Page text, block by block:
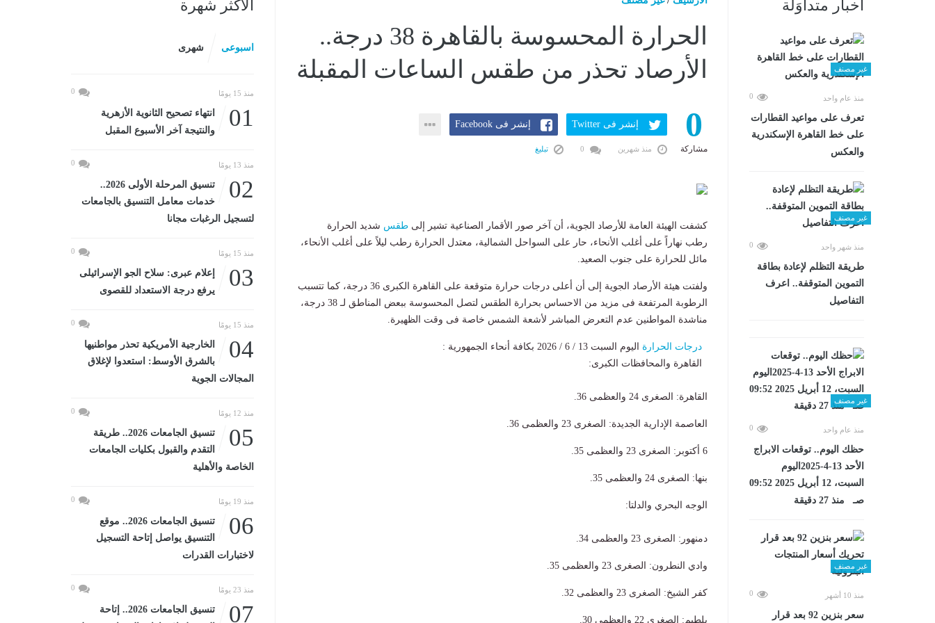
أخبار متداوَلة
غير مصنف
منذ عام واحد 0
تعرف على مواعيد القطارات
على خط القاهرة الإسكندرية
والعكس
غير مصنف
منذ شهر واحد 0
طريقة التظلم لإعادة بطاقة
التموين المتوقفة.. اعرف
التفاصيل
غير مصنف
منذ عام واحد 0
حظك اليوم.. توقعات الابراج
الأحد 13-4-2025اليوم
السبت، 12 أبريل 2025 09:52
صـ منذ 27 دقيقة
غير مصنف
منذ 10 أشهر 0
سعر بنزين 92 بعد قرار
الحرارة المحسوسة بالقاهرة 38 درجة..
الأرصاد تحذر من طقس الساعات المقبلة
0
مشاركة
إنشر فى Twitter إنشر فى Facebook
منذ شهرين تبليغ
كشفت الهيئة العامة للأرصاد الجوية، أن آخر صور الأقمار الصناعية تشير إلى طقس شديد الحرارة
رطب نهاراً على أغلب الأنحاء، حار على السواحل الشمالية، معتدل الحرارة رطب ليلاً على أغلب الأنحاء،
مائل للحرارة على جنوب الصعيد.
ولفتت هيئة الأرصاد الجوية إلى أن أعلى درجات حرارة متوقعة على القاهرة الكبرى 36 درجة، كما تتسبب
الرطوبة المرتفعة فى مزيد من الاحساس بحرارة الطقس لتصل المحسوسة ببعض المناطق لـ 38 درجة،
مناشدة المواطنين عدم التعرض المباشر لأشعة الشمس خاصة فى وقت الظهيرة.
درجات الحرارة اليوم السبت 13 / 6 / 2026 بكافة أنحاء الجمهورية :
القاهرة والمحافظات الكبرى:
​القاهرة: الصغرى 24 والعظمى 36.
​العاصمة الإدارية الجديدة: الصغرى 23 والعظمى 36.
​6 أكتوبر: الصغرى 23 والعظمى 35.
​بنها: الصغرى 24 والعظمى 35.
​الوجه البحري والدلتا:
​دمنهور: الصغرى 23 والعظمى 34.
​وادي النطرون: الصغرى 23 والعظمى 35.
​كفر الشيخ: الصغرى 23 والعظمى 32.
​بلطيم: الصغرى 22 والعظمى 30.
الأكثر شهرة
اسبوعى شهرى
منذ 15 يومًا 0
01
انتهاء تصحيح الثانوية الأزهرية
والنتيجة آخر الأسبوع المقبل
منذ 13 يومًا 0
02
تنسيق المرحلة الأولى 2026..
خدمات معامل التنسيق بالجامعات
لتسجيل الرغبات مجانا
منذ 15 يومًا 0
03
إعلام عبرى: سلاح الجو الإسرائيلى
يرفع درجة الاستعداد للقصوى
منذ 15 يومًا 0
04
الخارجية الأمريكية تحذر مواطنيها
بالشرق الأوسط: استعدوا لإغلاق
المجالات الجوية
منذ 12 يومًا 0
05
تنسيق الجامعات 2026.. طريقة
التقدم والقبول بكليات الجامعات
الخاصة والأهلية
منذ 19 يومًا 0
06
تنسيق الجامعات 2026.. موقع
التنسيق يواصل إتاحة التسجيل
لاختبارات القدرات
منذ 23 يومًا 0
07
تنسيق الجامعات 2026.. إتاحة